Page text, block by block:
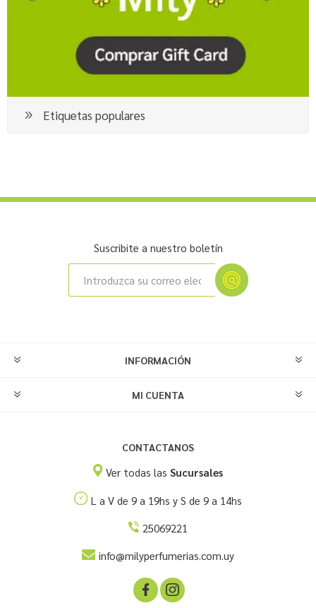
Etiquetas populares
Suscribite a nuestro boletín
INFORMACIÓN
MI CUENTA
CONTACTANOS
Ver todas lasSucursales
L a V de 9 a 19hs y S de 9 a 14hs
25069221
info@milyperfumerias.com.uy